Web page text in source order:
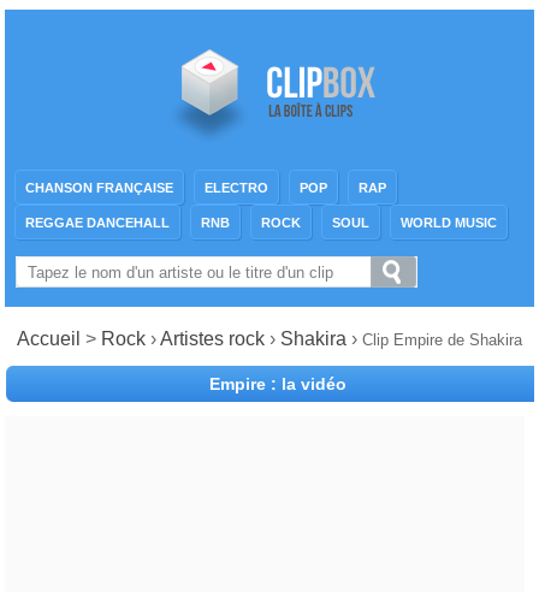
CHANSON FRANÇAISE ELECTRO POP RAP
REGGAE DANCEHALL RNB ROCK SOUL WORLD MUSIC
Accueil > Rock ›Artistes rock › Shakira › Clip Empire de Shakira
Empire : la vidéo